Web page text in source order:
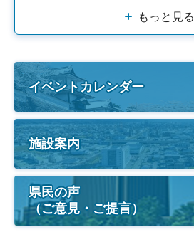
もっと見る
イベントカレンダー
施設案内
県民の声
（ご意見・ご提言）